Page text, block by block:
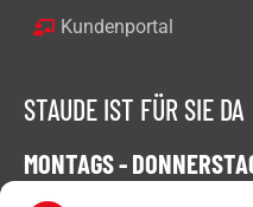
Kundenportal
STAUDE IST FÜR SIE DA
MONTAGS -
07:00 - 16:30 Uhr